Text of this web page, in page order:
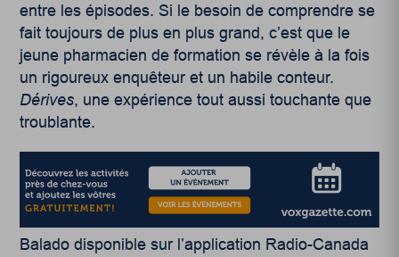
entre les épisodes. Si le besoin de comprendre se
fait toujours de plus en plus grand, c’est que le
jeune pharmacien de formation se révèle à la fois
un rigoureux enquêteur et un habile conteur.
Dérives, une expérience tout aussi touchante que
troublante.
Balado disponible sur l’application Radio-Canada